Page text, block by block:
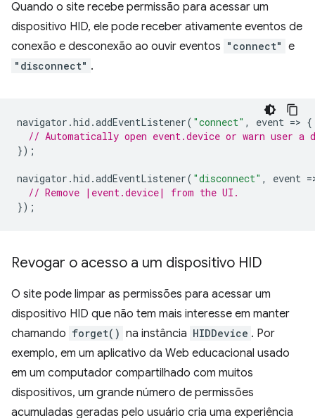
Quando o site recebe permissão para acessar um
dispositivo HID, ele pode receber ativamente eventos de
conexão e desconexão ao ouvir eventos "connect" e
"disconnect" .
navigator .hid .addEventListener( "connect" , event => {
// Automatically open event.device or warn user
});
navigator .hid .addEventListener( "disconnect" , event =
// Remove |event.device| from the UI.
});
Revogar o acesso a um dispositivo HID
O site pode limpar as permissões para acessar um
dispositivo HID que não tem mais interesse em manter
chamando forget() na instância HIDDevice . Por
exemplo, em um aplicativo da Web educacional usado
em um computador compartilhado com muitos
dispositivos, um grande número de permissões
acumuladas geradas pelo usuário cria uma experiência